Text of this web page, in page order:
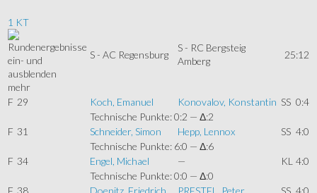
1 KT
mehr
S - AC Regensburg
S - RC Bergsteig
Amberg
25:12
F 29 Koch, Emanuel Konovalov, Konstantin SS 0:4
Technische Punkte: 0:2 — Δ:2
F 31 Schneider, Simon Hepp, Lennox SS 4:0
Technische Punkte: 6:0 — Δ:6
F 34 Engel, Michael — KL 4:0
Technische Punkte: 0:0 — Δ:0
F 38 Doenitz, Friedrich PRESTEL, Peter SS 4:0